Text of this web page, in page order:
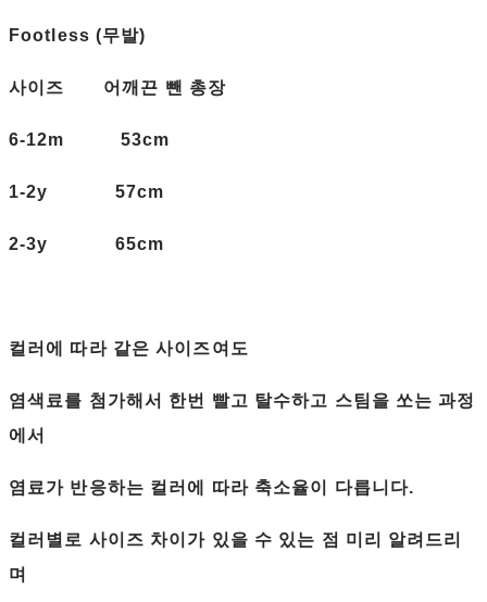
Footless (무발)
사이즈 어깨끈 뺀 총장
6-12m 53cm
1-2y 57cm
2-3y 65cm
컬러에 따라 같은 사이즈여도
염색료를 첨가해서 한번 빨고 탈수하고 스팀을 쏘는 과정
에서
염료가 반응하는 컬러에 따라 축소율이 다릅니다.
컬러별로 사이즈 차이가 있을 수 있는 점 미리 알려드리
며